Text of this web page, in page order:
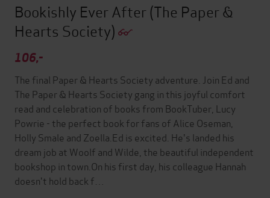
Bookishly Ever After(The Paper &
Hearts Society)
106,-
The final Paper & Hearts Society adventure. Join Ed and
The Paper & Hearts Society gang in this joyful comfort
read and celebration of books from BookTuber, Lucy
Powrie - the perfect book for fans of Alice Oseman,
Holly Smale and Zoella.Ed is excited. He's landed his
dream job at Woolf and Wilde, the beautiful independent
bookshop in town.On his first day, his colleague Hannah
doesn't hold back f…